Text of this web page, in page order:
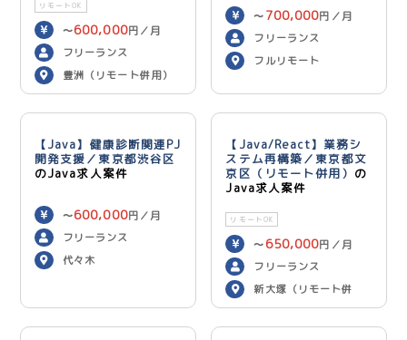
リモートOK
〜600,000円／月
フリーランス
豊洲（リモート併用）
〜 700,000円／月
フリーランス
フルリモート
【Java】健康診断関連PJ
開発支援／東京都渋谷区
のJava求人案件
〜600,000円／月
フリーランス
代々木
【Java/React】業務シ
ステム再構築／東京都文
京区（リモート併用） の
Java求人案件
リモートOK
〜 650,000円／月
フリーランス
新大塚（リモート併
用）